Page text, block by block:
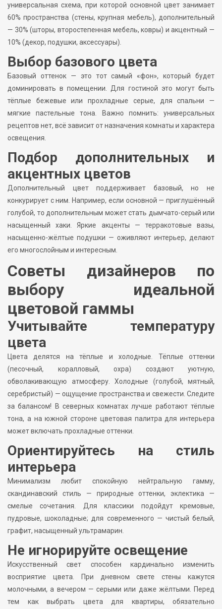
универсальная схема, при которой основной цвет занимает
60% пространства (стены, крупная мебель), дополнительный
— 30% (шторы, второстепенная мебель, ковры) и акцентный —
10% (декор, подушки, аксессуары).
Выбор базового цвета
Базовый оттенок — это тот самый «фон», который будет
доминировать в помещении. Для гостиной это могут быть
тёплые бежевые или прохладные серые, для спальни —
мягкие пастельные тона. Важно помнить: универсальных
рецептов нет, всё зависит от назначения комнаты и характера
освещения.
Подбор дополнительных и
акцентных цветов
Дополнительный цвет поддерживает базовый, но не
конкурирует с ним. Например, если основной — приглушённый
голубой, то дополнительным может стать дымчато-серый или
насыщенный хаки. Яркие акценты — терракотовые вазы,
насыщенно-жёлтые подушки — оживляют интерьер, делают
его многослойным и интересным.
Советы дизайнеров по
выбору идеальной
цветовой гаммы
Учитывайте температуру
цвета
Цвета делятся на тёплые и холодные. Тёплые оттенки
(песочный, коралловый, охра) создают уютную,
обволакивающую атмосферу. Холодные (голубой, мятный,
серебристый) — ощущение пространства и свежести. Следите
за балансом! В северных комнатах лучше работают тёплые
тона, а на южной стороне цветовая палитра для интерьера
может включать прохладные оттенки.
Ориентируйтесь на стиль
интерьера
Минимализм любит спокойную нейтральную гамму,
скандинавский стиль — природные оттенки, эклектика —
смелые сочетания. Для классики подойдут кремовые,
пудровые, шоколадные; для современного — чистый белый,
графит, насыщенный ультрамарин.
Не игнорируйте освещение
Искусственный свет способен кардинально изменить
восприятие цвета. При дневном свете стены кажутся
молочными, а вечером — серыми или даже жёлтыми. Перед
тем как выбрать цвета для квартиры, обязательно